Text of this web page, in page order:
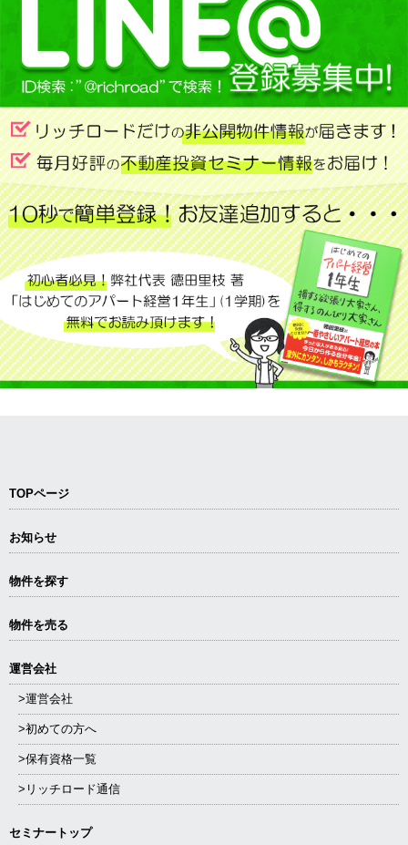
TOPページ
お知らせ
物件を探す
物件を売る
運営会社
>運営会社
>初めての方へ
>保有資格一覧
>リッチロード通信
セミナートップ